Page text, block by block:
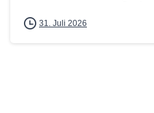
31. Juli 2026